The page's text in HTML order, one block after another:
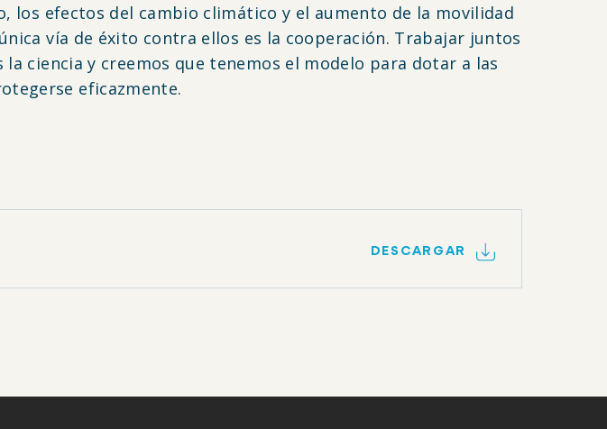
los efectos del cambio climático y el aumento de la movilidad
vía de éxito contra ellos es la cooperación. Trabajar juntos
ciencia y creemos que tenemos el modelo para dotar a las
eficazmente.
DESCARGAR